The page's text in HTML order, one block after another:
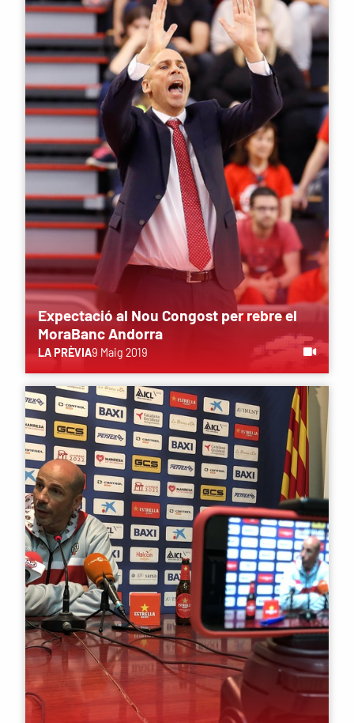
Expectació al Nou Congost per rebre el
MoraBanc Andorra
LA PRÈVIA9 Maig 2019